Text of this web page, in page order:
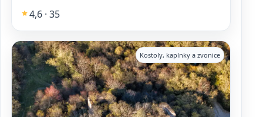
4,6 · 35
Kostoly, kaplnky a zvonice